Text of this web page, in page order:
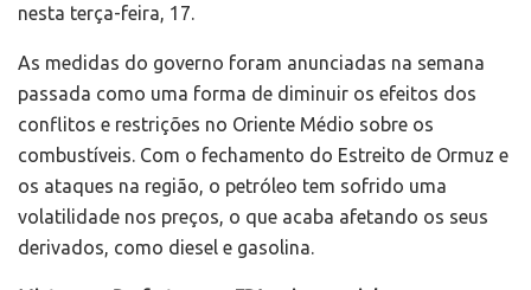
nesta terça-feira, 17.
As medidas do governo foram anunciadas na semana
passada como uma forma de diminuir os efeitos dos
conflitos e restrições no Oriente Médio sobre os
combustíveis. Com o fechamento do Estreito de Ormuz e
os ataques na região, o petróleo tem sofrido uma
volatilidade nos preços, o que acaba afetando os seus
derivados, como diesel e gasolina.